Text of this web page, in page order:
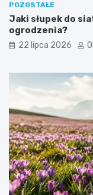
POZOSTAŁE
Jaki słupek do
ogrodzenia?
22 lipca 2026